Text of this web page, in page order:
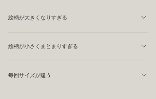
絵柄が大きくなりすぎる
絵柄が小さくまとまりすぎる
毎回サイズが違う